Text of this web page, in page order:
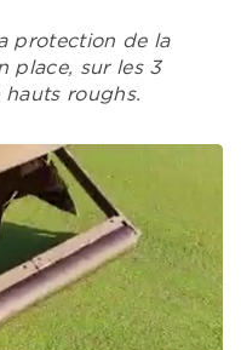
protection de la
place, sur les 3
hauts roughs.